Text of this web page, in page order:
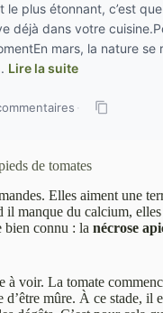
le plus étonnant, c’est
déjà dans votre
mars, la nature se
Lire la suite
·
de tomates
Elles aiment une
il manque du calcium,
bien connu : la nécrose
à voir. La tomate
d’être mûre. À ce stade, il